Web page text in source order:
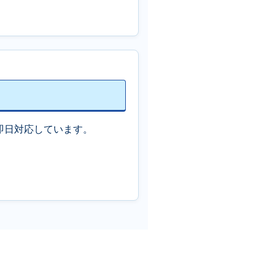
対応しています。